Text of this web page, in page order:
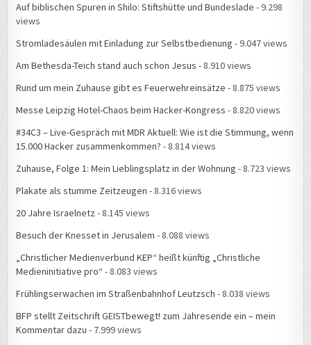
Auf biblischen Spuren in Shilo: Stiftshütte und Bundeslade - 9.298
views
Stromladesäulen mit Einladung zur Selbstbedienung - 9.047 views
Am Bethesda-Teich stand auch schon Jesus - 8.910 views
Rund um mein Zuhause gibt es Feuerwehreinsätze - 8.875 views
Messe Leipzig Hotel-Chaos beim Hacker-Kongress - 8.820 views
#34C3 – Live-Gespräch mit MDR Aktuell: Wie ist die Stimmung, wenn
15.000 Hacker zusammenkommen? - 8.814 views
Zuhause, Folge 1: Mein Lieblingsplatz in der Wohnung - 8.723 views
Plakate als stumme Zeitzeugen - 8.316 views
20 Jahre Israelnetz - 8.145 views
Besuch der Knesset in Jerusalem - 8.088 views
„Christlicher Medienverbund KEP“ heißt künftig „Christliche
Medieninitiative pro“ - 8.083 views
Frühlingserwachen im Straßenbahnhof Leutzsch - 8.038 views
BFP stellt Zeitschrift GEISTbewegt! zum Jahresende ein – mein
Kommentar dazu - 7.999 views